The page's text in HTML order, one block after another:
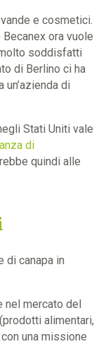
e cosmetici.
ora vuole
soddisfatti
di Berlino ci ha
di
Stati Uniti vale
di
quindi alle
di canapa in
nel mercato del
alimentari,
una missione